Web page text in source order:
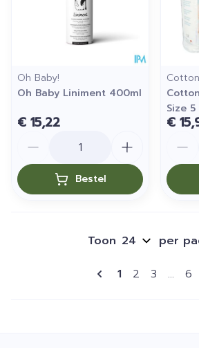
Oh Baby!
Oh Baby Liniment 400ml
€ 15,22
Bestel
Size
€
Pagina's
U lees
1 Pagina
2 Pagina
3 ... 6
Toon per